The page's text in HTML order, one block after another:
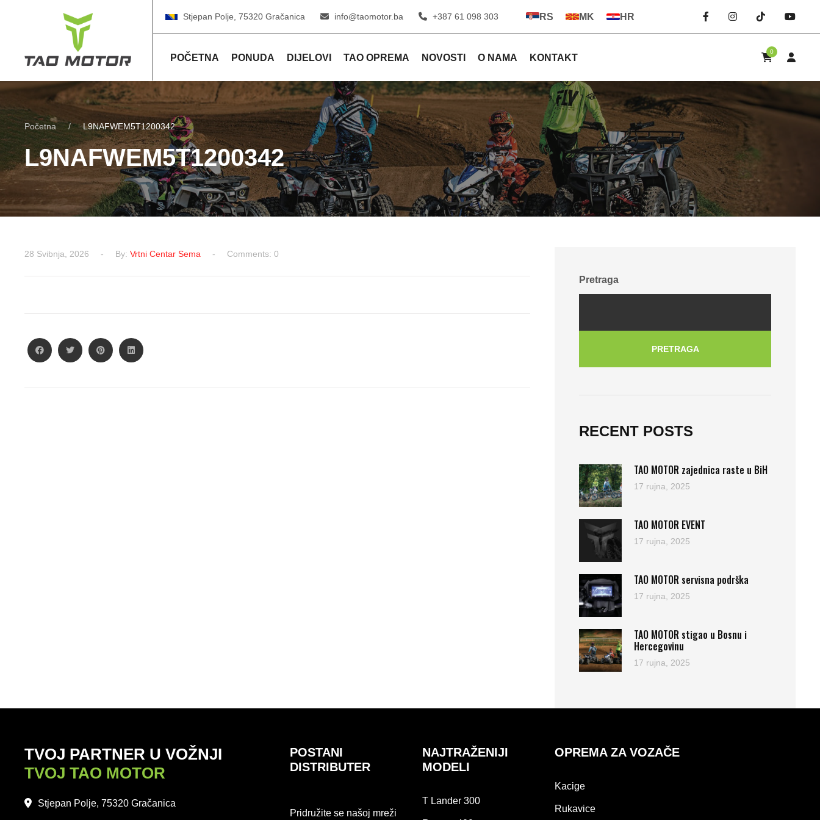
Stjepan Polje, 75320 Gračanica info@taomotor.ba +387 61 098 303 RS MK HR
POČETNA PONUDA DIJELOVI TAO OPREMA NOVOSTI O NAMA KONTAKT
0
Početna L9NAFWEM5T1200342
L9NAFWEM5T1200342
28 Svibnja, 2026 By: Vrtni Centar Sema Comments: 0
Pretraga
PRETRAGA
RECENT POSTS
TAO MOTOR zajednica raste u BiH
17 rujna, 2025
TAO MOTOR EVENT
17 rujna, 2025
TAO MOTOR servisna podrška
17 rujna, 2025
TAO MOTOR stigao u Bosnu i
Hercegovinu
17 rujna, 2025
TVOJ PARTNER U VOŽNJI
TVOJ TAO MOTOR
Stjepan Polje, 75320 Gračanica
POSTANI
DISTRIBUTER
Pridružite se našoj mreži
NAJTRAŽENIJI
MODELI
T Lander 300
OPREMA ZA VOZAČE
Kacige
Rukavice